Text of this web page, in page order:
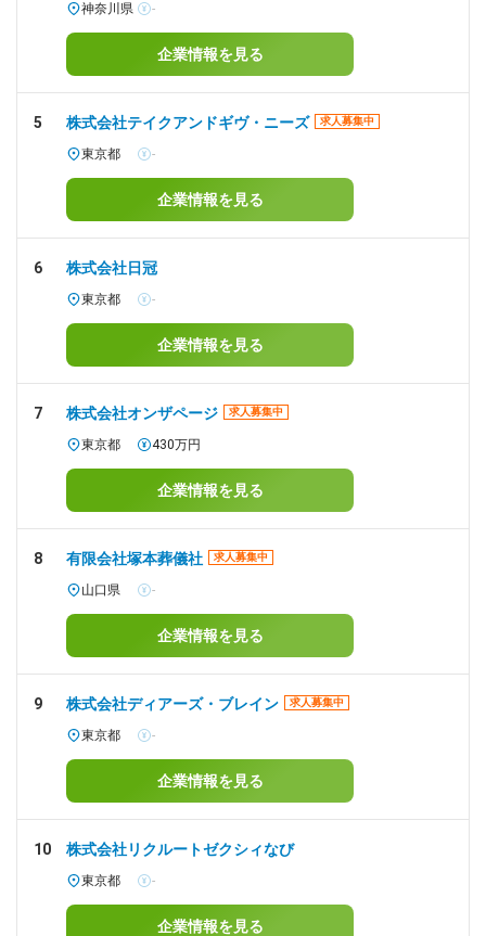
神奈川県 -
企業情報を見る
5 株式会社テイクアンドギヴ・ニーズ 求人募集中
東京都 -
企業情報を見る
6 株式会社日冠
東京都 -
企業情報を見る
7 株式会社オンザページ 求人募集中
東京都 430万円
企業情報を見る
8 有限会社塚本葬儀社 求人募集中
山口県 -
企業情報を見る
9 株式会社ディアーズ・ブレイン 求人募集中
東京都 -
企業情報を見る
10 株式会社リクルートゼクシィなび
東京都 -
企業情報を見る